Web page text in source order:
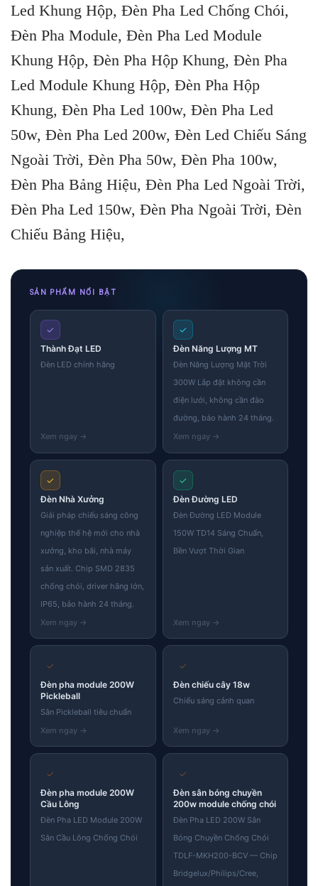
Led Khung Hộp, Đèn Pha Led Chống Chói,
Đèn Pha Module, Đèn Pha Led Module
Khung Hộp, Đèn Pha Hộp Khung, Đèn Pha
Led Module Khung Hộp, Đèn Pha Hộp
Khung, Đèn Pha Led 100w, Đèn Pha Led
50w, Đèn Pha Led 200w, Đèn Led Chiếu Sáng
Ngoài Trời, Đèn Pha 50w, Đèn Pha 100w,
Đèn Pha Bảng Hiệu, Đèn Pha Led Ngoài Trời,
Đèn Pha Led 150w, Đèn Pha Ngoài Trời, Đèn
Chiếu Bảng Hiệu,
SẢN PHẨM NỔI BẬT
✓
Thành Đạt LED
Đèn LED chính hãng
✓
Đèn Năng Lượng MT
Đèn Năng Lượng Mặt Trời
300W Lắp đặt không cần
điện lưới, không cần đào
đường, bảo hành 24 tháng.
✓
Đèn Nhà Xưởng
Giải pháp chiếu sáng công
nghiệp thế hệ mới cho nhà
xưởng, kho bãi, nhà máy
sản xuất. Chip SMD 2835
chống chói, driver hãng lớn,
IP65, bảo hành 24 tháng.
✓
Đèn Đường LED
Đèn Đường LED Module
150W TD14 Sáng Chuẩn,
Bền Vượt Thời Gian
✓
Đèn pha module 200W
Pickleball
Sân Pickleball tiêu chuẩn
✓
Đèn chiếu cây 18w
Chiếu sáng cảnh quan
✓
Đèn pha module 200W
Cầu Lông
Đèn Pha LED Module 200W
Sân Cầu Lông Chống Chói
✓
Đèn sân bóng chuyền
200w module chống chói
Đèn Pha LED 200W Sân
Bóng Chuyền Chống Chói
TDLF-MKH200-BCV — Chip
Bridgelux/Philips/Cree,